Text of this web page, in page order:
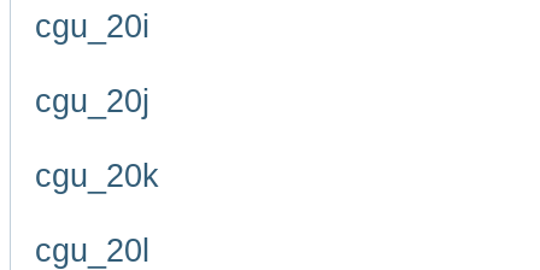
cgu_20i
cgu_20j
cgu_20k
cgu_20l